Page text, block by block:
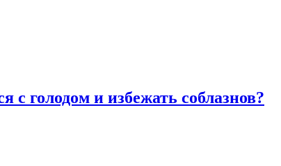
с голодом и избежать соблазнов?